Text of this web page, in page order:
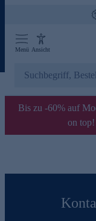
Menü Ansicht
Bis zu -60% auf
on top!